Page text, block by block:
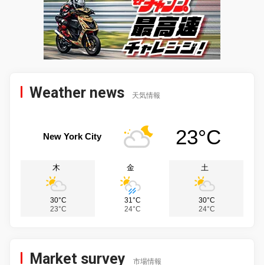
Weather news 天気情報
New York City 23°C
木
30°C
23°C
金
31°C
24°C
土
30°C
24°C
Market survey 市場情報